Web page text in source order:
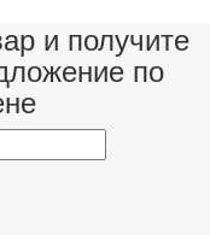
и получите
по